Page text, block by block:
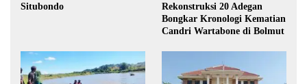
Situbondo
Rekonstruksi 20 Adegan
Bongkar Kronologi Kematian
Candri Wartabone di Bolmut